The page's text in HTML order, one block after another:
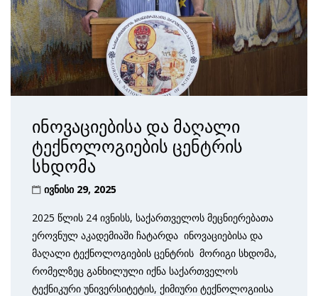
ინოვაციებისა და მაღალი
ტექნოლოგიების ცენტრის
სხდომა
ივნისი 29, 2025
2025 წლის 24 ივნისს, საქართველოს მეცნიერებათა
ეროვნულ აკადემიაში ჩატარდა ინოვაციებისა და
მაღალი ტექნოლოგიების ცენტრის მორიგი სხდომა,
რომელზეც განხილული იქნა საქართველოს
ტექნიკური უნივერსიტეტის, ქიმიური ტექნოლოგიისა